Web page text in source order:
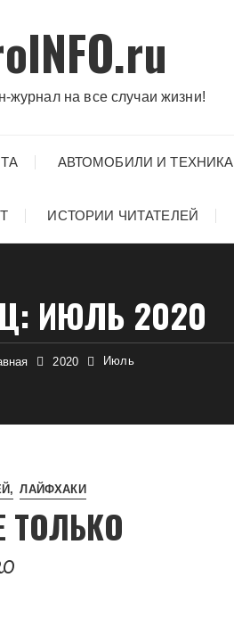
журнал на все случаи жизни!
АВТОМОБИЛИ И ТЕХНИКА
ИСТОРИИ ЧИТАТЕЛЕЙ
ИЮЛЬ 2020
2020 Июль
ЛАЙФХАКИ
ТОЛЬКО